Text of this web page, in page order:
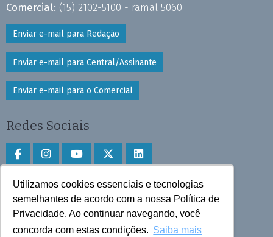
Utilizamos cookies essenciais e tecnologias
semelhantes de acordo com a nossa Política de
Privacidade. Ao continuar navegando, você
concorda com estas condições. Saiba mais
Comercial: (15) 2102-5100 - ramal 5060
Enviar e-mail para Redação
Enviar e-mail para Central/Assinante
Enviar e-mail para o Comercial
Redes Sociais
Faça download do aplicativo
Play Store e App Store